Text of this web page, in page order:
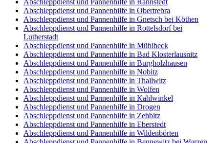
Abschleppdienst und Pannenhilfe in Rannstedt
Abschleppdienst und Pannenhilfe in Obertrebra
Abschleppdienst und Pannenhilfe in Gnetsch bei Köthen
Abschleppdienst und Pannenhilfe in Rottelsdorf bei
Lutherstadt
Abschleppdienst und Pannenhilfe in Mühlbeck
Abschleppdienst und Pannenhilfe in Bad Klosterlausnitz
Abschleppdienst und Pannenhilfe in Burgholzhausen
Abschleppdienst und Pannenhilfe in Nobitz
Abschleppdienst und Pannenhilfe in Thallwitz
Abschleppdienst und Pannenhilfe in Wolfen
Abschleppdienst und Pannenhilfe in Kahlwinkel
Abschleppdienst und Pannenhilfe in Drogen
Abschleppdienst und Pannenhilfe in Zehbitz
Abschleppdienst und Pannenhilfe in Eberstedt
Abschleppdienst und Pannenhilfe in Wildenbörten